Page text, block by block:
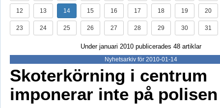
12 13 14 15 16 17 18 19 20
23 24 25 26 27 28 29 30 31
Under januari 2010 publicerades 48 artiklar
Nyhetsarkiv för 2010-01-14
Skoterkörning i centrum
imponerar inte på polisen